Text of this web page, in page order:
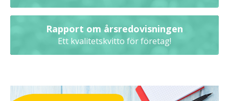
Rapport om årsredovisningen
Ett kvalitetskvitto för företag!